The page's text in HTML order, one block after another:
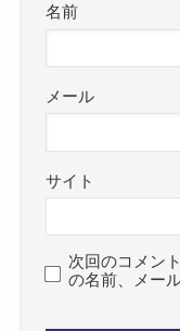
名前
メール
サイト
次回のコメン
の名前、メー